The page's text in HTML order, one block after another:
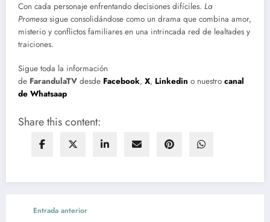
Con cada personaje enfrentando decisiones difíciles. La
Promesasigue consolidándose como un drama que combina amor,
misterio y conflictos familiares en una intrincada red de lealtades y
traiciones.
Sigue toda la información
de FarandulaTV desde Facebook, X, Linkedin o nuestro canal
de Whatsaap
Share this content:
Entrada anterior